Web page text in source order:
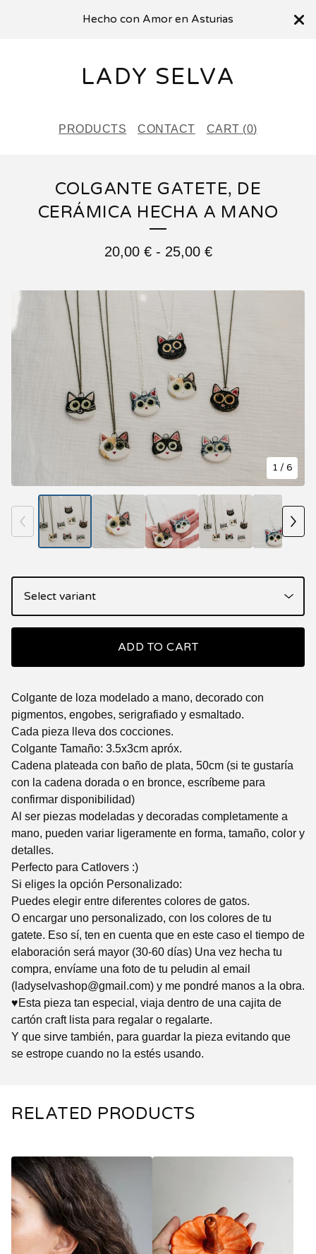
Hecho con Amor en Asturias
LADY SELVA
PRODUCTS CONTACT CART (0)
COLGANTE GATETE, DE
CERÁMICA HECHA A MANO
20,00 €- 25,00 €
ADD TO CART
Colgante de loza modelado a mano, decorado con
pigmentos, engobes, serigrafiado y esmaltado.
Cada pieza lleva dos cocciones.
Colgante Tamaño: 3.5x3cm apróx.
Cadena plateada con baño de plata, 50cm (si te gustaría
con la cadena dorada o en bronce, escríbeme para
confirmar disponibilidad)
Al ser piezas modeladas y decoradas completamente a
mano, pueden variar ligeramente en forma, tamaño, color y
detalles.
Perfecto para Catlovers :)
Si eliges la opción Personalizado:
Puedes elegir entre diferentes colores de gatos.
O encargar uno personalizado, con los colores de tu
gatete. Eso sí, ten en cuenta que en este caso el tiempo de
elaboración será mayor (30-60 días) Una vez hecha tu
compra, envíame una foto de tu peludin al email
( ladyselvashop@gmail.com) y me pondré manos a la obra.
♥Esta pieza tan especial, viaja dentro de una cajita de
cartón craft lista para regalar o regalarte.
Y que sirve también, para guardar la pieza evitando que
se estrope cuando no la estés usando.
1 / 6
RELATED PRODUCTS